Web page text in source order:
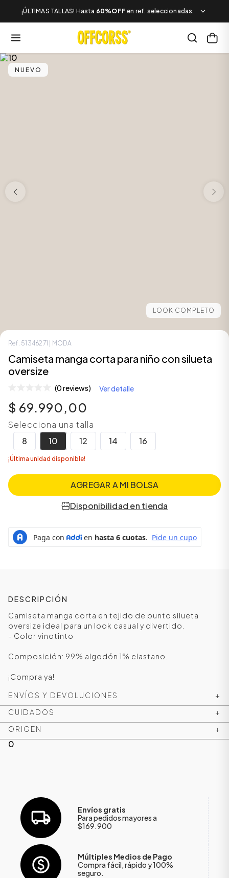
¡ÚLTIMAS TALLAS! Hasta 60%OFF en ref. seleccionadas.
NUEVO
LOOK COMPLETO
Ref. 51346271 | MODA
Camiseta manga corta para niño con silueta
oversize
(0 reviews) Ver detalle
$ 69.990,00
Selecciona una talla
8
10 12 14 16
¡Última unidad disponible!
AGREGAR A MI BOLSA
Disponibilidad en tienda
DESCRIPCIÓN
Camiseta manga corta en tejido de punto silueta
oversize ideal para un look casual y divertido.
- Color vinotinto
Composición: 99% algodón 1% elastano.
¡Compra ya!
ENVÍOS Y DEVOLUCIONES
+
CUIDADOS
+
ORIGEN
+
0
Envíos gratis
Para pedidos mayores a
$169.900
Múltiples Medios de Pago
Compra fácil, rápido y 100%
seguro.